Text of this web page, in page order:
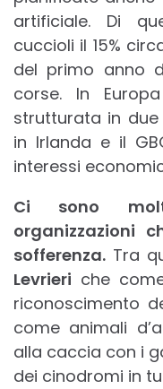
artificiale. Di
cuccioli il 15%
del primo anno
corse. In
strutturata in due
in Irlanda e il
interessi
Ci sono
organizzazioni
sofferenza. Tra
Levrieri che
riconoscimento
come animali
alla caccia con i
dei cinodromi in